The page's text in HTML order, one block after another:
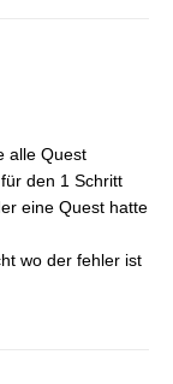
alle Quest
den 1 Schritt
eine Quest hatte
wo der fehler ist